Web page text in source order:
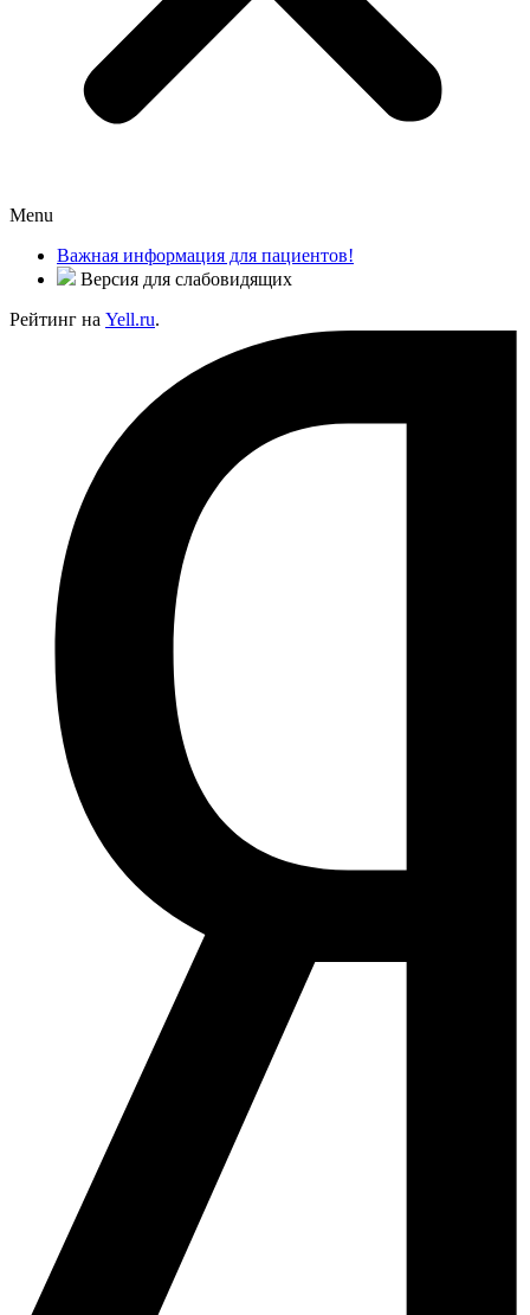
Menu
Важная информация для пациентов!
Версия для слабовидящих
Рейтинг на Yell.ru.